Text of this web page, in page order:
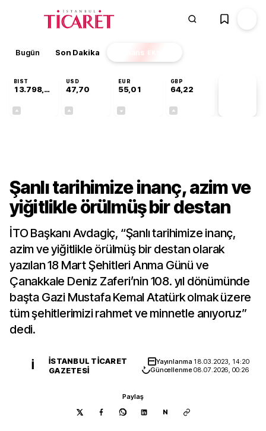
Bugün Son Dakika Finans EKSTRA
BIST
13.798,82
USD
47,70
EUR
55,01
GBP
64,22
Şanlı tarihimize inanç, azim ve
yiğitlikle örülmüş bir destan
İTO Başkanı Avdagiç, “Şanlı tarihimize inanç,
azim ve yiğitlikle örülmüş bir destan olarak
yazılan 18 Mart Şehitleri Anma Günü ve
Çanakkale Deniz Zaferi’nin 108. yıl dönümünde
başta Gazi Mustafa Kemal Atatürk olmak üzere
tüm şehitlerimizi rahmet ve minnetle anıyoruz”
dedi.
İ
İSTANBUL TICARET
GAZETESI
Yayınlanma 18.03.2023, 14:20
Güncellenme08.07.2026, 00:26
Paylaş
N